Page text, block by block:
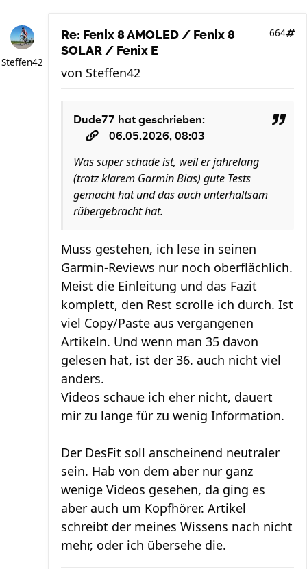
Steffen42
Re: Fenix 8 AMOLED / Fenix 8
SOLAR / Fenix E
664
von Steffen42
Dude77 hat geschrieben:
06.05.2026, 08:03
Was super schade ist, weil er jahrelang
(trotz klarem Garmin Bias) gute Tests
gemacht hat und das auch unterhaltsam
rübergebracht hat.
Muss gestehen, ich lese in seinen
Garmin-Reviews nur noch oberflächlich.
Meist die Einleitung und das Fazit
komplett, den Rest scrolle ich durch. Ist
viel Copy/Paste aus vergangenen
Artikeln. Und wenn man 35 davon
gelesen hat, ist der 36. auch nicht viel
anders.
Videos schaue ich eher nicht, dauert
mir zu lange für zu wenig Information.
Der DesFit soll anscheinend neutraler
sein. Hab von dem aber nur ganz
wenige Videos gesehen, da ging es
aber auch um Kopfhörer. Artikel
schreibt der meines Wissens nach nicht
mehr, oder ich übersehe die.